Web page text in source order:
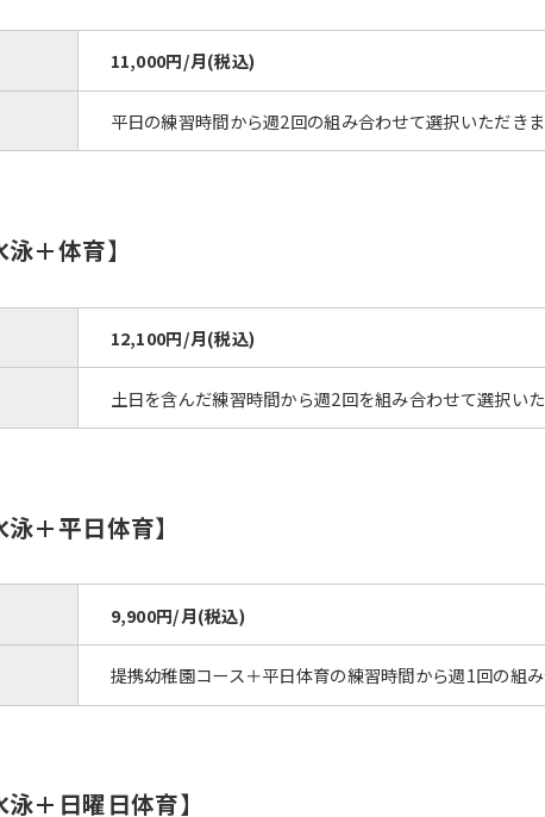
11,000円/月(税込)
平日の練習時間から週2回の組み合わせて選択いただき
＋体育】
12,100円/月(税込)
土日を含んだ練習時間から週2回を組み合わせて選択い
＋平日体育】
9,900円/月(税込)
提携幼稚園コース＋平日体育の練習時間から週1回の組
＋日曜日体育】